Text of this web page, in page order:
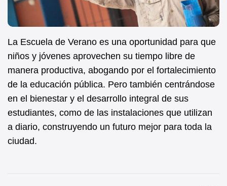
La Escuela de Verano es una oportunidad para que
niños y jóvenes aprovechen su tiempo libre de
manera productiva, abogando por el fortalecimiento
de la educación pública. Pero también centrándose
en el bienestar y el desarrollo integral de sus
estudiantes, como de las instalaciones que utilizan
a diario, construyendo un futuro mejor para toda la
ciudad.